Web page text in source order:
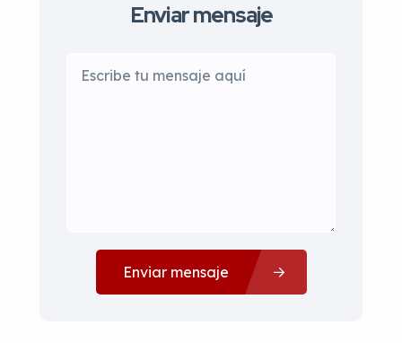
Enviar mensaje
Enviar mensaje